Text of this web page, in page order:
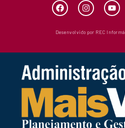
Desenvolvido por REC